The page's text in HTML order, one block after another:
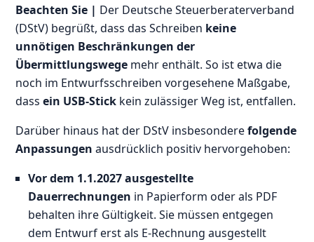
Beachten Sie | Der Deutsche Steuerberaterverband
(DStV) begrüßt, dass das Schreiben keine
unnötigen Beschränkungen der
Übermittlungswege mehr enthält. So ist etwa die
noch im Entwurfsschreiben vorgesehene Maßgabe,
dassein USB-Stick kein zulässiger Weg ist, entfallen.
Darüber hinaus hat der DStV insbesonderefolgende
Anpassungen ausdrücklich positiv hervorgehoben:
Vor dem 1.1.2027 ausgestellte
Dauerrechnungen in Papierform oder als PDF
behalten ihre Gültigkeit. Sie müssen entgegen
dem Entwurf erst als E-Rechnung ausgestellt